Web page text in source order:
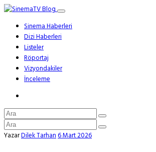
Sinema Haberleri
Dizi Haberleri
Listeler
Röportaj
Vizyondakiler
İnceleme
YazarDilek Tarhan6 Mart 2026